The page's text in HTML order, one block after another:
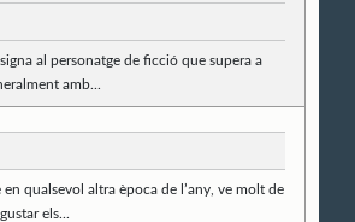
al personatge de ficció que supera a
amb...
en qualsevol altra època de l’any, ve molt de
els...